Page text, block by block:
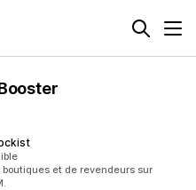
et de revendeurs sur